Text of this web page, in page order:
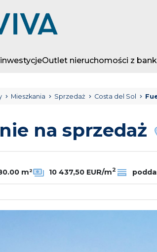
Outlet nieruchomości z
Mieszkania Sprzedaż Costa del Sol
na sprzedaż
m² 10 437,50 EUR/m2